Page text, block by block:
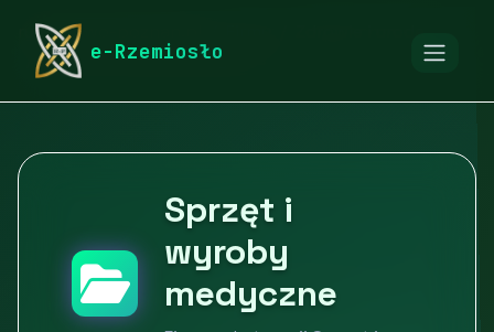
e-Rzemiosło
rymarstwo-poznan.pl
Sprzęt i wyroby medyczne
Sprzęt i
wyroby
medyczne